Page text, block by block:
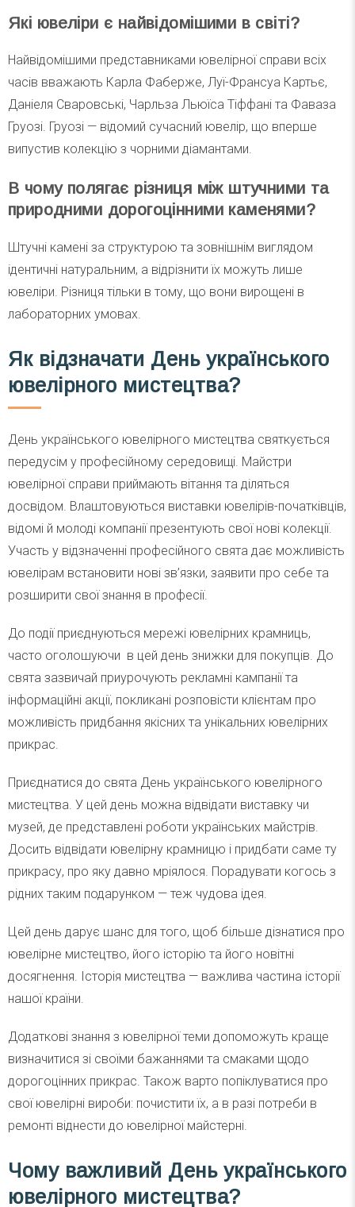
Які ювеліри є найвідомішими в світі?
Найвідомішими представниками ювелірної справи всіх
часів вважають Карла Фаберже, Луї-Франсуа Картьє,
Даніеля Сваровські, Чарльза Льюїса Тіффані та Фаваза
Груозі. Груозі — відомий сучасний ювелір, що вперше
випустив колекцію з чорними діамантами.
В чому полягає різниця між штучними та
природними дорогоцінними каменями?
Штучні камені за структурою та зовнішнім виглядом
ідентичні натуральним, а відрізнити їх можуть лише
ювеліри. Різниця тільки в тому, що вони вирощені в
лабораторних умовах.
Як відзначати День українського
ювелірного мистецтва?
День українського ювелірного мистецтва святкується
передусім у професійному середовищі. Майстри
ювелірної справи приймають вітання та діляться
досвідом. Влаштовуються виставки ювелірів-початківців,
відомі й молоді компанії презентують свої нові колекції.
Участь у відзначенні професійного свята дає можливість
ювелірам встановити нові зв’язки, заявити про себе та
розширити свої знання в професії.
До події приєднуються мережі ювелірних крамниць,
часто оголошуючи в цей день знижки для покупців. До
свята зазвичай приурочують рекламні кампанії та
інформаційні акції, покликані розповісти клієнтам про
можливість придбання якісних та унікальних ювелірних
прикрас.
Приєднатися до свята День українського ювелірного
мистецтва. У цей день можна відвідати виставку чи
музей, де представлені роботи українських майстрів.
Досить відвідати ювелірну крамницю і придбати саме ту
прикрасу, про яку давно мріялося. Порадувати когось з
рідних таким подарунком — теж чудова ідея.
Цей день дарує шанс для того, щоб більше дізнатися про
ювелірне мистецтво, його історію та його новітні
досягнення. Історія мистецтва — важлива частина історії
нашої країни.
Додаткові знання з ювелірної теми допоможуть краще
визначитися зі своїми бажаннями та смаками щодо
дорогоцінних прикрас. Також варто попіклуватися про
свої ювелірні вироби: почистити їх, а в разі потреби в
ремонті віднести до ювелірної майстерні.
Чому важливий День українського
ювелірного мистецтва?